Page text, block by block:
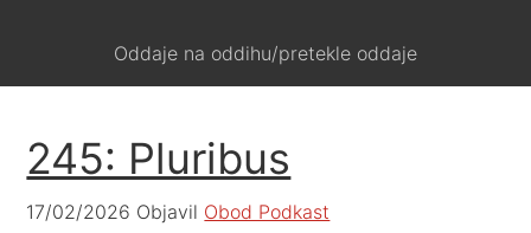
Oddaje na oddihu/pretekle oddaje
245: Pluribus
17/02/2026 Objavil Obod Podkast